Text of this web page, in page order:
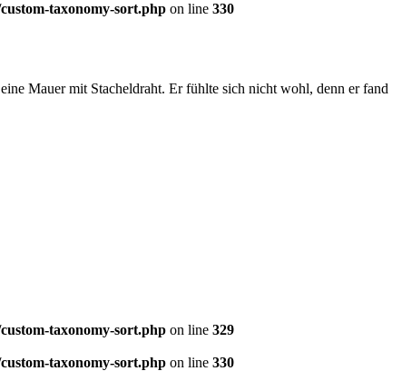
taxonomy-sort.php on line 330
Mauer mit Stacheldraht. Er fühlte sich nicht wohl, denn er fand
taxonomy-sort.php on line 329
taxonomy-sort.php on line 330